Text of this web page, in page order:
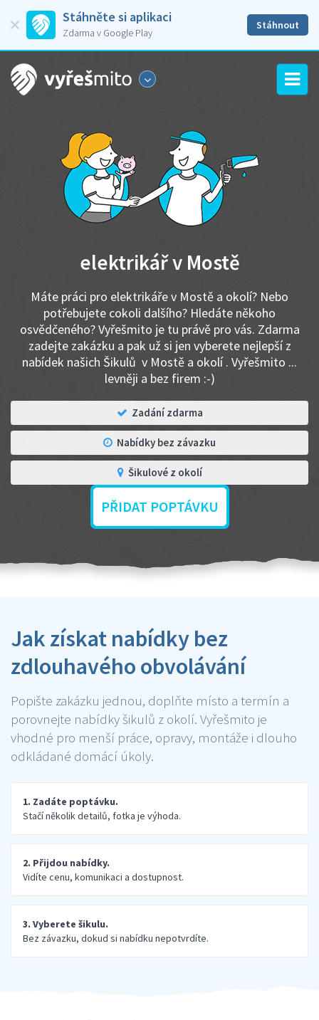
Stáhněte si aplikaci
Zdarma v Google Play
Stáhnout
elektrikář v Mostě
Máte práci pro elektrikáře v Mostě a okolí? Nebo
potřebujete cokoli dalšího? Hledáte někoho
osvědčeného? Vyřešmito je tu právě pro vás. Zdarma
zadejte zakázku a pak už si jen vyberete nejlepší z
nabídek našich Šikulů v Mostě a okolí . Vyřešmito ...
levněji a bez firem :-)
Zadání zdarma
Nabídky bez závazku
Šikulové z okolí
PŘIDAT POPTÁVKU
Jak získat nabídky bez
zdlouhavého obvolávání
Popište zakázku jednou, doplňte místo a termín a
porovnejte nabídky šikulů z okolí. Vyřešmito je
vhodné pro menší práce, opravy, montáže i dlouho
odkládané domácí úkoly.
1. Zadáte poptávku.
Stačí několik detailů, fotka je výhoda.
2. Přijdou nabídky.
Vidíte cenu, komunikaci a dostupnost.
3. Vyberete šikulu.
Bez závazku, dokud si nabídku nepotvrdíte.